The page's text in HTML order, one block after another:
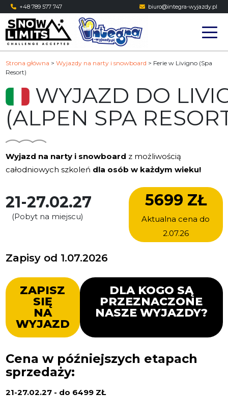
to
content
+48 789 577 747 biuro@integra-wyjazdy.pl
Strona główna > Wyjazdy na narty i snowboard > Ferie w Livigno (Spa
Resort)
WYJAZD DO
(ALPEN SPA
Wyjazd na narty i snowboard z możliwością
całodniowych szkoleń dla osób w każdym wieku!
21-27.02.27
(Pobyt na miejscu)
5699 ZŁ
Aktualna cena do
2.07.26
Zapisy od 1.07.2026
ZAPISZ
SIĘ
NA
WYJAZD
DLA KOGO SĄ
PRZEZNACZONE
NASZE WYJAZDY?
Cena w późniejszych etapach
sprzedaży:
21-27.02.27 - do 6499 ZŁ